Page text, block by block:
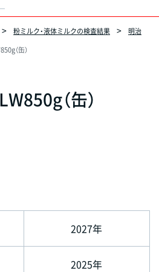
粉ミルク・液体ミルクの検査結果
明治
（缶）
（缶）
2027年
2025年